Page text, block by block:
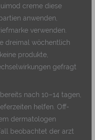
creme diese
anwenden,
verwenden.
dreimal wöchentlich
produkte,
gefragt
nach 10–14 tagen,
helfen. Off-
dermatologen
beobachtet der arzt